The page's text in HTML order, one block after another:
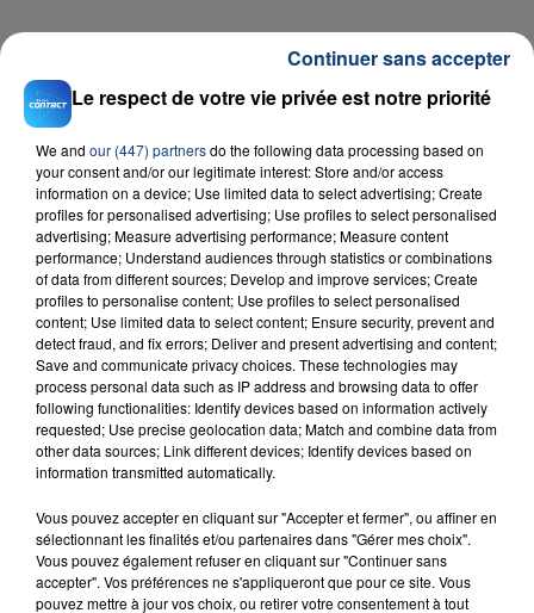
SNOOP DOGG & WIZ KHALIFA
FIL D'ACTU
23 juillet 2026
Le respect de votre vie privée est notre priorité
We and our (447) partnersdo the following data processing based on
your consent and/or our legitimate interest: Store and/or access
information on a device; Use limited data to select advertising; Create
profiles for personalised advertising; Use profiles to select personalised
advertising; Measure advertising performance; Measure content
performance; Understand audiences through statistics or combinations
of data from different sources; Develop and improve services; Create
profiles to personalise content; Use profiles to select personalised
content; Use limited data to select content; Ensure security, prevent and
detect fraud, and fix errors; Deliver and present advertising and content;
Save and communicate privacy choices. These technologies may
process personal data such as IP address and browsing data to offer
following functionalities: Identify devices based on information actively
requested; Use precise geolocation data; Match and combine data from
other data sources; Link different devices; Identify devices based on
information transmitted automatically.
Vous pouvez accepter en cliquant sur "Accepter et fermer", ou affiner en
sélectionnant les finalités et/ou partenaires dans "Gérer mes choix".
Vous pouvez également refuser en cliquant sur "Continuer sans
accepter". Vos préférences ne s'appliqueront que pour ce site. Vous
pouvez mettre à jour vos choix, ou retirer votre consentement à tout
Continuer sans accepter